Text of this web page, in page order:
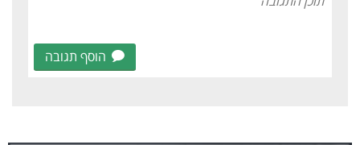
הוסף תגובה